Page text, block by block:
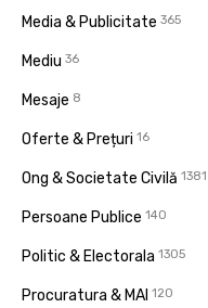
Media & Publicitate 365
Mediu 36
Mesaje 8
Oferte & Prețuri 16
Ong & Societate Civilă 1381
Persoane Publice 140
Politic & Electorala 1305
Procuratura & MAI 120